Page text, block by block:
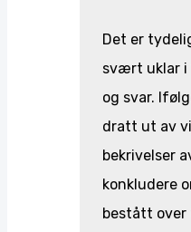
Det er
svært uklar i
og svar.
dratt ut av
bekrivelser
konkludere
bestått over